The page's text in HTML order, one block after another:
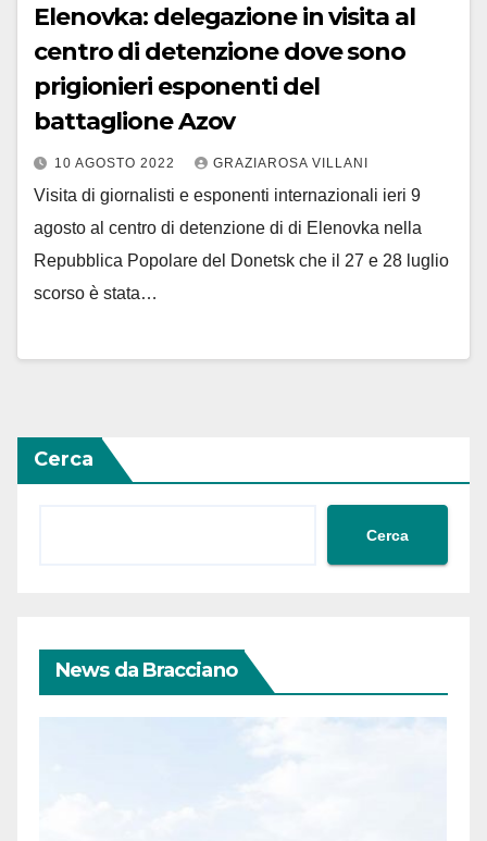
Elenovka: delegazione in visita al
centro di detenzione dove sono
prigionieri esponenti del
battaglione Azov
10 AGOSTO 2022 GRAZIAROSA VILLANI
Visita di giornalisti e esponenti internazionali ieri 9
agosto al centro di detenzione di di Elenovka nella
Repubblica Popolare del Donetsk che il 27 e 28 luglio
scorso è stata…
Cerca
Cerca
News da Bracciano